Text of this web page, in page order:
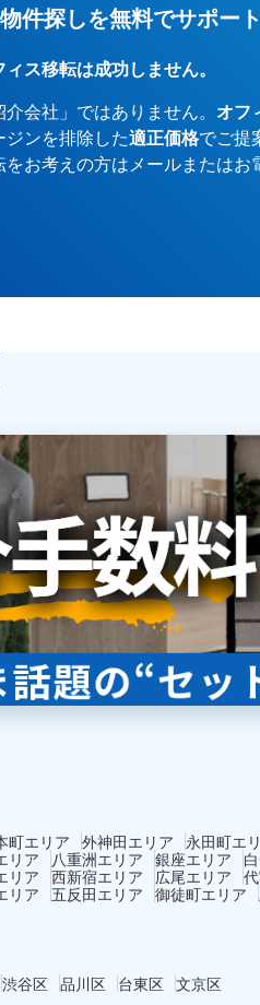
件探しを無料でサポー
ス移転は成功しません。
会社」ではありません。 オフ
ンを排除した適正価格でご提
お考えの方はメールまたは
町エリア 外神田エリア
永田町エ
リア 八重洲エリア 銀座エリア
リア 西新宿エリア 広尾エリア
リア 五反田エリア 御徒町エリア
渋谷区 品川区 台東区 文京区